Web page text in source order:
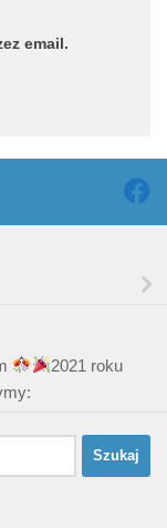
email.
2021 roku